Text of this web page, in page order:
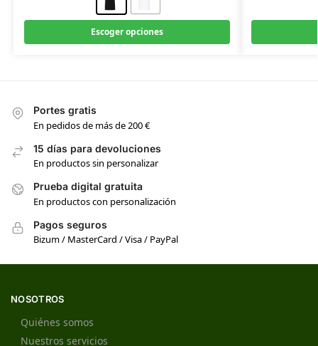
Escoger opciones
Portes gratis
En pedidos de más de 200 €
15 días para devoluciones
En productos sin personalizar
Prueba digital gratuita
En productos con personalización
Pagos seguros
Bizum / MasterCard / Visa / PayPal
NOSOTROS
Quiénes somos
Nuestros servicios